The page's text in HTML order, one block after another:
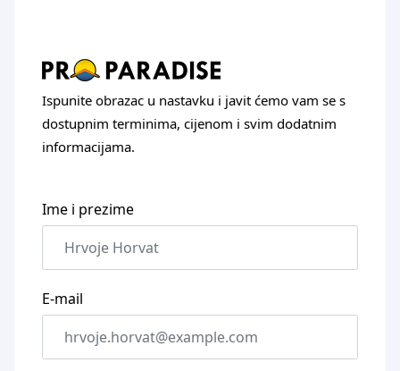
Ispunite obrazac u nastavku i javit ćemo vam se s
dostupnim terminima, cijenom i svim dodatnim
informacijama.
Ime i prezime
E-mail